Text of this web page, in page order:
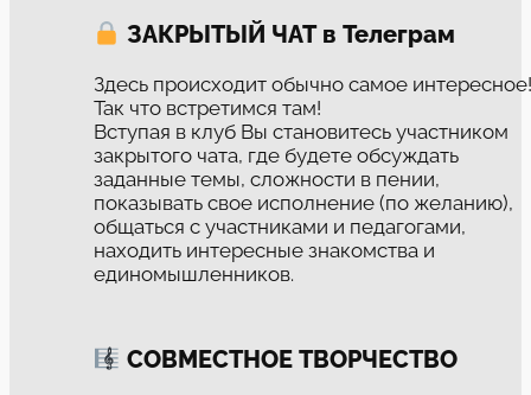
ЗАКРЫТЫЙ ЧАТ в Телеграм
Здесь происходит обычно самое интересное!
Так что встретимся там!
Вступая в клуб Вы становитесь участником
закрытого чата, где будете обсуждать
заданные темы, сложности в пении,
показывать свое исполнение (по желанию),
общаться с участниками и педагогами,
находить интересные знакомства и
единомышленников.
СОВМЕСТНОЕ ТВОРЧЕСТВО